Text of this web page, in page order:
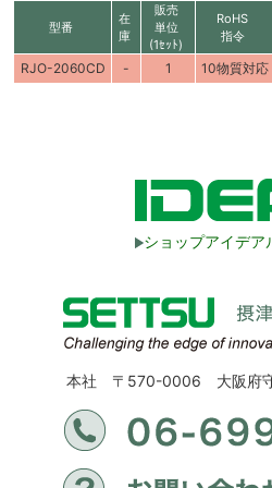
型番
在
庫
販売
単位
(1ｾｯﾄ)
RoHS
指令
RJO-2060CD - 1 10物質対応
ショップアイデア
本社 〒570-0006 大阪府